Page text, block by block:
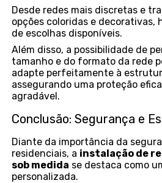
Desde redes mais discretas e
opções coloridas e decorativas,
de escolhas disponíveis.
Além disso, a possibilidade de
tamanho e do formato da rede
adapte perfeitamente à
assegurando uma proteção
agradável.
Conclusão: Segurança e
Diante da importância da
residenciais, a instalação de
sob medida se destaca como
personalizada.